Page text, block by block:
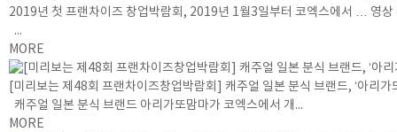
2019년 첫 프랜차이즈 창업박람회, 2019년 1월3일부터 코엑스에서 … 영상
...
MORE
[미리보는 제48회 프랜차이즈창업박람회] 캐주얼 일본 분식 브랜드, ‘아리가
캐주얼 일본 분식 브랜드 아리가또맘마가 코엑스에서 개...
MORE